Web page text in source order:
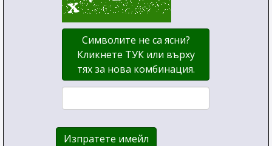
Символите не са ясни?
Кликнете ТУК или върху
тях за нова комбинация.
Изпратете имейл